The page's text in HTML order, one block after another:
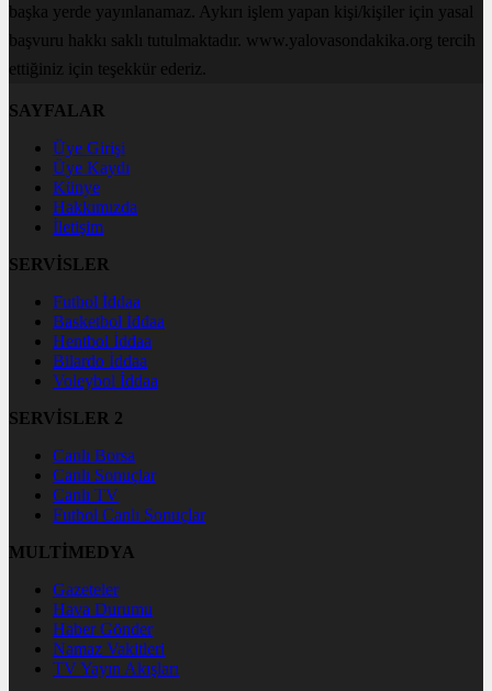
başka yerde yayınlanamaz. Aykırı işlem yapan kişi/kişiler için yasal
başvuru hakkı saklı tutulmaktadır. www.yalovasondakika.org tercih
ettiğiniz için teşekkür ederiz.
SAYFALAR
Üye Girişi
Üye Kaydı
Künye
Hakkımızda
İletişim
SERVİSLER
Futbol İddaa
Basketbol İddaa
Hentbol İddaa
Bilardo İddaa
Voleybol İddaa
SERVİSLER 2
Canlı Borsa
Canlı Sonuçlar
Canlı TV
Futbol Canlı Sonuçlar
MULTİMEDYA
Gazeteler
Hava Durumu
Haber Gönder
Namaz Vakitleri
TV Yayın Akışları